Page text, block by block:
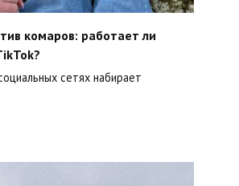
комаров: работает ли
сетях набирает